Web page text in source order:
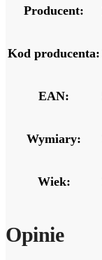
Producent:
Kod producenta:
EAN:
Wymiary:
Wiek:
Opinie